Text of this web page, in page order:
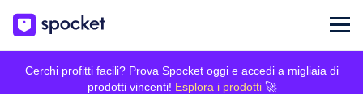
Cerchi profitti facili? Prova Spocket oggi e accedi a migliaia di
prodotti vincenti! Esplora i prodotti🚀